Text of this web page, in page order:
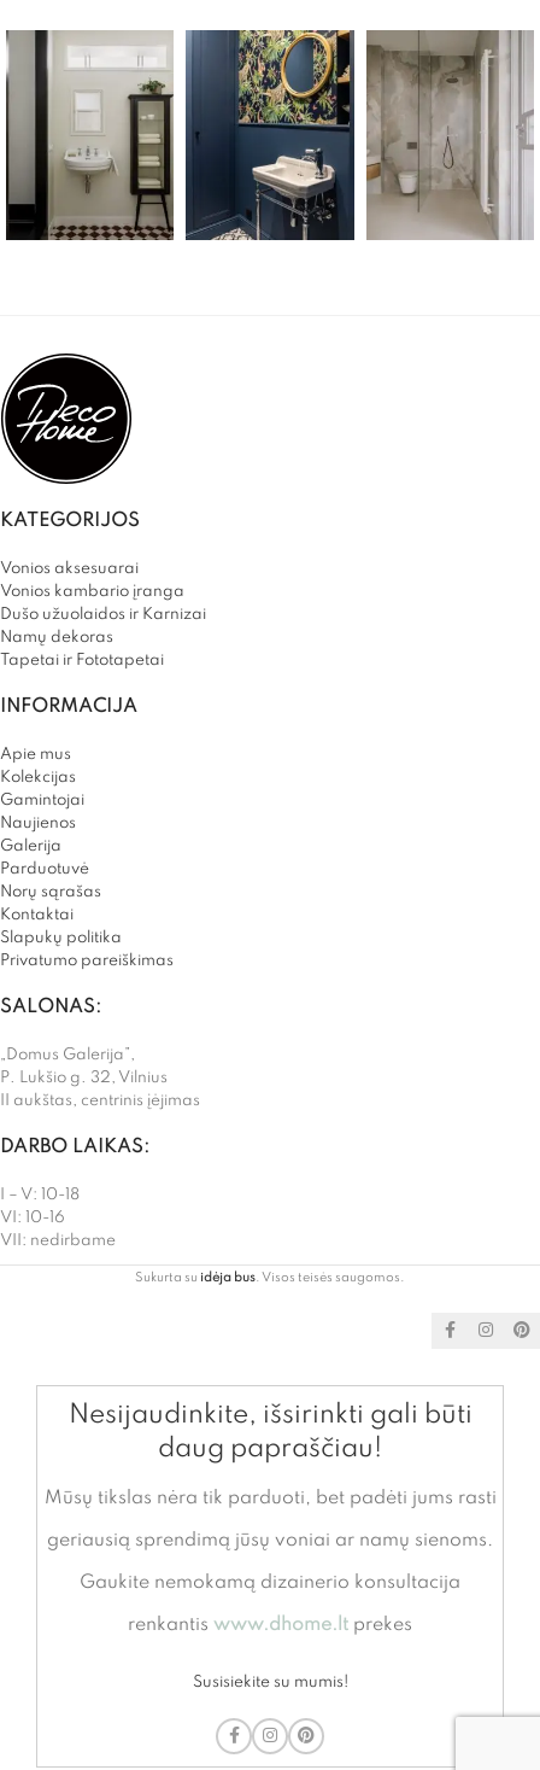
KATEGORIJOS
Vonios aksesuarai
Vonios kambario įranga
Dušo užuolaidos ir Karnizai
Namų dekoras
Tapetai ir Fototapetai
INFORMACIJA
Apie mus
Kolekcijas
Gamintojai
Naujienos
Galerija
Parduotuvė
Norų sąrašas
Kontaktai
Slapukų politika
Privatumo pareiškimas
SALONAS:
„Domus Galerija”,
P. Lukšio g. 32, Vilnius
II aukštas, centrinis įėjimas
DARBO LAIKAS:
I – V: 10-18
VI: 10-16
VII: nedirbame
Sukurta su idėja bus. Visos teisės saugomos.
Nesijaudinkite, išsirinkti gali būti
daug papraščiau!
Mūsų tikslas nėra tik parduoti, bet padėti jums rasti
geriausią sprendimą jūsų voniai ar namų sienoms.
Gaukite nemokamą dizainerio konsultacija
renkantis www.dhome.lt prekes
Susisiekite su mumis!